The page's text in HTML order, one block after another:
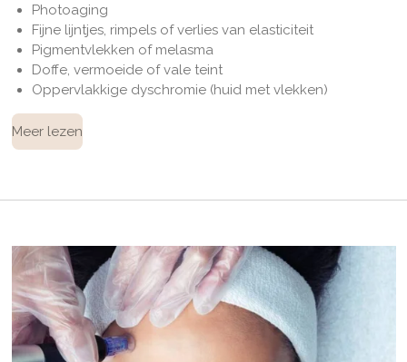
Photoaging
Fijne lijntjes, rimpels of verlies van elasticiteit
Pigmentvlekken of melasma
Doffe, vermoeide of vale teint
Oppervlakkige dyschromie (huid met vlekken)
Meer lezen